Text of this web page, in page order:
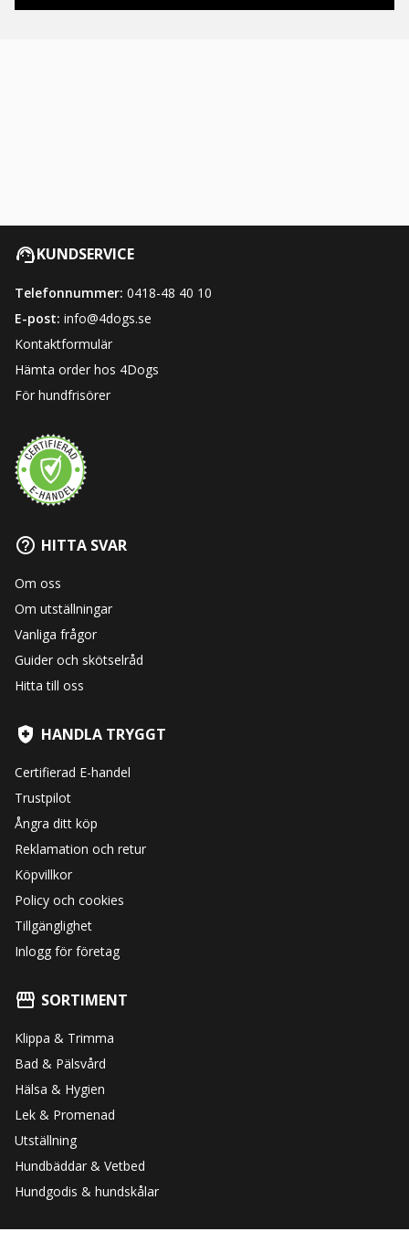
KUNDSERVICE
Telefonnummer: 0418-48 40 10
E-post: info@4dogs.se
Kontaktformulär
Hämta order hos 4Dogs
För hundfrisörer
HITTA SVAR
Om oss
Om utställningar
Vanliga frågor
Guider och skötselråd
Hitta till oss
HANDLA TRYGGT
Certifierad E-handel
Trustpilot
Ångra ditt köp
Reklamation och retur
Köpvillkor
Policy och cookies
Tillgänglighet
Inlogg för företag
SORTIMENT
Klippa & Trimma
Bad & Pälsvård
Hälsa & Hygien
Lek & Promenad
Utställning
Hundbäddar & Vetbed
Hundgodis & hundskålar